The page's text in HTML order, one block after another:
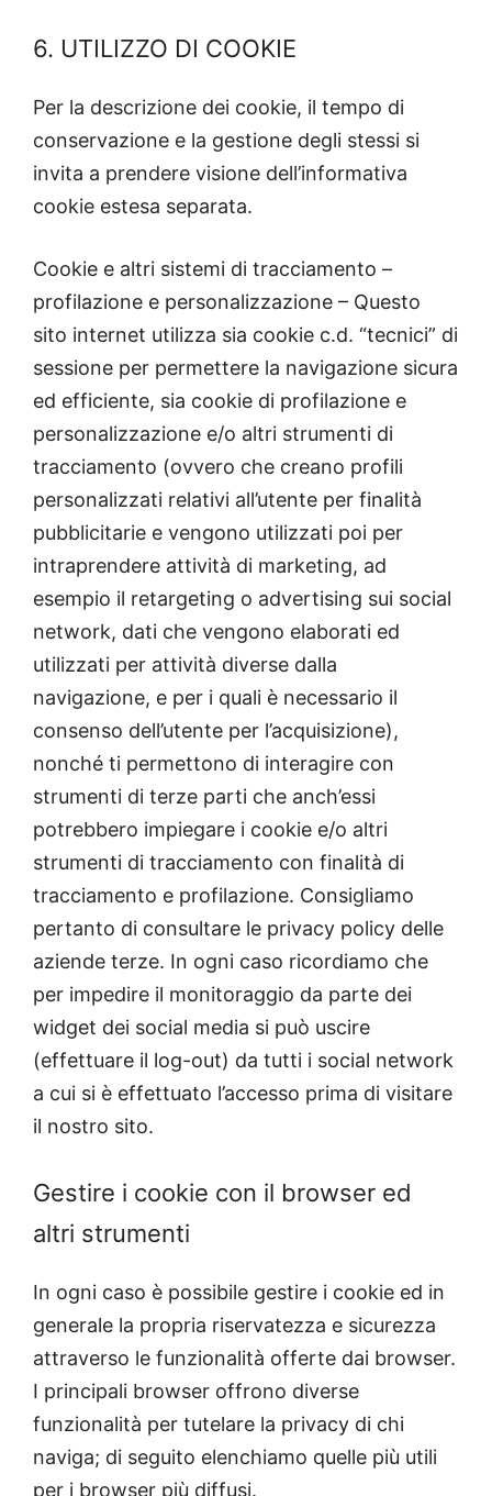
6. UTILIZZO DI COOKIE
Per la descrizione dei cookie, il tempo di
conservazione e la gestione degli stessi si
invita a prendere visione dell’informativa
cookie estesa separata.
Cookie e altri sistemi di tracciamento –
profilazione e personalizzazione – Questo
sito internet utilizza sia cookie c.d. “tecnici” di
sessione per permettere la navigazione sicura
ed efficiente, sia cookie di profilazione e
personalizzazione e/o altri strumenti di
tracciamento (ovvero che creano profili
personalizzati relativi all’utente per finalità
pubblicitarie e vengono utilizzati poi per
intraprendere attività di marketing, ad
esempio il retargeting o advertising sui social
network, dati che vengono elaborati ed
utilizzati per attività diverse dalla
navigazione, e per i quali è necessario il
consenso dell’utente per l’acquisizione),
nonché ti permettono di interagire con
strumenti di terze parti che anch’essi
potrebbero impiegare i cookie e/o altri
strumenti di tracciamento con finalità di
tracciamento e profilazione. Consigliamo
pertanto di consultare le privacy policy delle
aziende terze. In ogni caso ricordiamo che
per impedire il monitoraggio da parte dei
widget dei social media si può uscire
(effettuare il log-out) da tutti i social network
a cui si è effettuato l’accesso prima di visitare
il nostro sito.
Gestire i cookie con il browser ed
altri strumenti
In ogni caso è possibile gestire i cookie ed in
generale la propria riservatezza e sicurezza
attraverso le funzionalità offerte dai browser.
I principali browser offrono diverse
funzionalità per tutelare la privacy di chi
naviga; di seguito elenchiamo quelle più utili
per i browser più diffusi.